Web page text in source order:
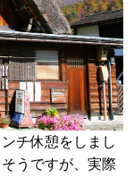
チ休憩をしまし
うですが、実際